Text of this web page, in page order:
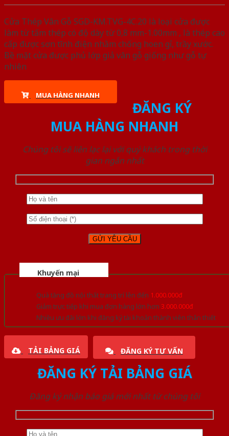
Cửa Thép Vân Gỗ SGD-KM.TVG-4C.20 là loại cửa được
làm từ tấm thép có độ dày từ 0,8 mm-1.00mm , là thép cao
cấp được sơn tĩnh điện nhằm chống hoen gỉ, trầy xước.
Bề mặt cửa được phủ lớp giả vân gỗ giống như gỗ tự
nhiên
MUA HÀNG NHANH
ĐĂNG KÝ
MUA HÀNG NHANH
Chúng tôi sẽ liên lạc lại với quý khách trong thời
gian ngắn nhất
Khuyến mại
Quà tặng đồ nội thất trang trí lên đến 1.000.000đ
Giảm trực tiếp khi mua đơn hàng lớn hơn 3.000.000đ
Nhiều ưu đãi lớn khi đăng ký tài khoản thành viên thân thiết
TẢI BẢNG GIÁ ĐĂNG KÝ TƯ VẤN
ĐĂNG KÝ TẢI BẢNG GIÁ
Đăng ký nhận báo giá mới nhất từ chúng tôi